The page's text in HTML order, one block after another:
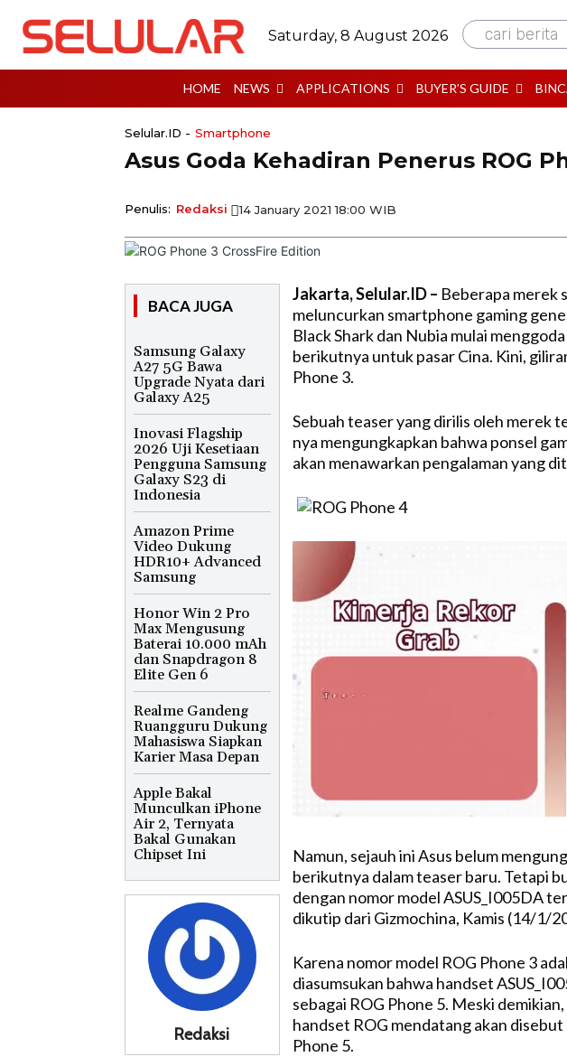
Saturday, 8 August 2026 cari berita
HOME NEWS APPLICATIONS BUYER’S GUIDE
Selular.ID - Smartphone
Asus Goda Kehadiran Penerus ROG
Penulis: Redaksi 14 January 2021 18:00 WIB
BACA JUGA
Samsung Galaxy
A27 5G Bawa
Upgrade Nyata dari
Galaxy A25
Inovasi Flagship
2026 Uji Kesetiaan
Pengguna Samsung
Galaxy S23 di
Indonesia
Amazon Prime
Video Dukung
HDR10+ Advanced
Samsung
Honor Win 2 Pro
Max Mengusung
Baterai 10.000 mAh
dan Snapdragon 8
Elite Gen 6
Realme Gandeng
Ruangguru Dukung
Mahasiswa Siapkan
Karier Masa Depan
Apple Bakal
Munculkan iPhone
Air 2, Ternyata
Bakal Gunakan
Chipset Ini
Redaksi
Jakarta, Selular.ID – Beberapa merek
meluncurkan smartphone gaming
Black Shark dan Nubia mulai
berikutnya untuk pasar Cina. Kini,
Phone 3.
Sebuah teaser yang dirilis oleh merek
nya mengungkapkan bahwa ponsel
akan menawarkan pengalaman yang
Namun, sejauh ini Asus belum
berikutnya dalam teaser baru. Tetapi
dengan nomor model ASUS_I005DA
dikutip dari Gizmochina, Kamis (14/1/
Karena nomor model ROG Phone 3
diasumsukan bahwa handset
sebagai ROG Phone 5. Meski
handset ROG mendatang akan disebut
Phone 5.